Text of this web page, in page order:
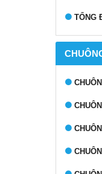
TỔNG